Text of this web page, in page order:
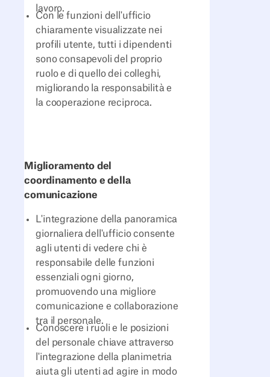
lavoro.
Con le funzioni dell'ufficio
chiaramente visualizzate nei
profili utente, tutti i dipendenti
sono consapevoli del proprio
ruolo e di quello dei colleghi,
migliorando la responsabilità e
la cooperazione reciproca.
Miglioramento del
coordinamento e della
comunicazione
L'integrazione della panoramica
giornaliera dell'ufficio consente
agli utenti di vedere chi è
responsabile delle funzioni
essenziali ogni giorno,
promuovendo una migliore
comunicazione e collaborazione
tra il personale.
Conoscere i ruoli e le posizioni
del personale chiave attraverso
l'integrazione della planimetria
aiuta gli utenti ad agire in modo